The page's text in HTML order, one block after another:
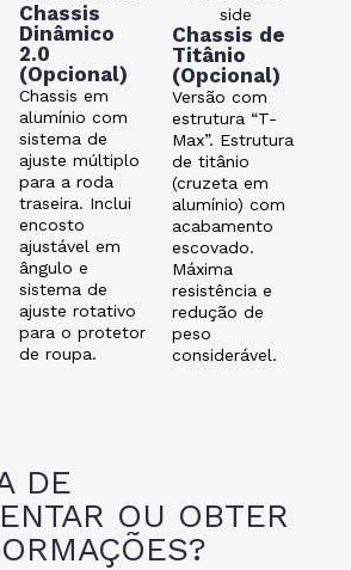
Chassis
Dinâmico
2.0
(Opcional)
Chassis em
alumínio com
sistema de
ajuste múltiplo
para a roda
traseira. Inclui
encosto
ajustável em
ângulo e
sistema de
ajuste rotativo
para o protetor
de roupa.
Chassis de
Titânio
(Opcional)
Versão com
estrutura “T-
Max”. Estrutura
de titânio
(cruzeta em
alumínio) com
acabamento
escovado.
Máxima
resistência e
redução de
peso
considerável.
DE
OU OBTER